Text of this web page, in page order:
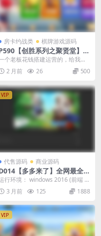
房卡约战类 棋牌游戏源码
【创胜系列之聚贤堂】精
商业运营版房卡游戏组件/带
控+安卓苹果双端+机器人
个老板花钱搭建运营的，给我拷
贝了一份，具体啥样自己研究吧，
胜系列的东西，本站...
2 月前 26 500
VIP
代售源码 商业源码
【多多来了】全网最全源
/多多娱乐游戏纯源码/机器
人陪玩/后台控制+环境+工具
行环境： windows 2016 (前端 u
nity 后端 c# 数据库 M...
3 月前 125 1888
VIP